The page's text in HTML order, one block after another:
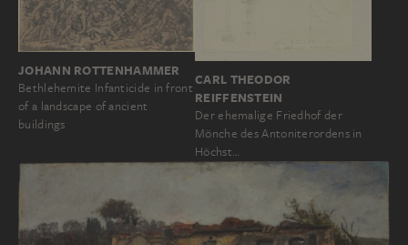
JOHANN ROTTENHAMMER
Bethlehemite Infanticide in front
of a landscape of ancient
buildings
CARL THEODOR
REIFFENSTEIN
Der ehemalige Friedhof der
Mönche des Antoniterordens in
Höchst…